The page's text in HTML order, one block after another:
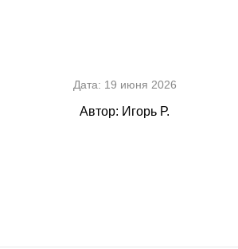
Дата: 19 июня 2026
Автор: Игорь Р.